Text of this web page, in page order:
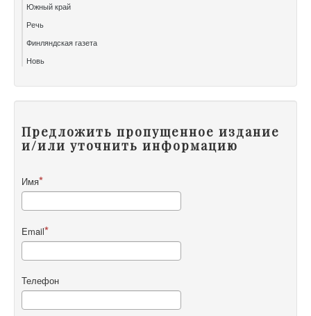
Южный край
Речь
Финляндская газета
Новь
Предложить пропущенное издание
и/или уточнить информацию
Имя
Email
Телефон